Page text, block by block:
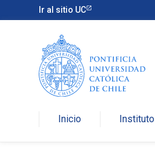
Ir al sitio UC
Inicio Instituto